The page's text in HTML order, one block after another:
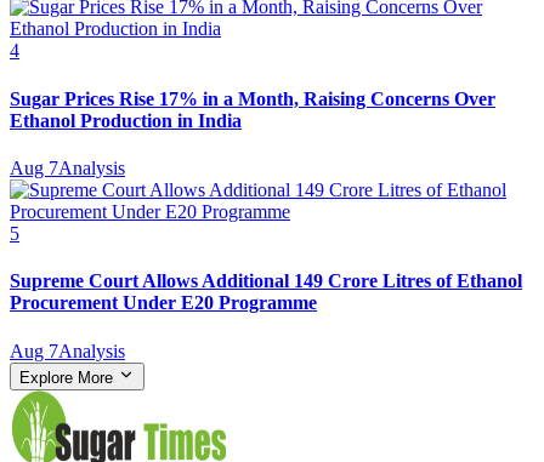
4
Sugar Prices Rise 17% in a Month, Raising Concerns Over
Ethanol Production in India
Aug 7Analysis
5
Supreme Court Allows Additional 149 Crore Litres of Ethanol
Procurement Under E20 Programme
Aug 7Analysis
Explore More